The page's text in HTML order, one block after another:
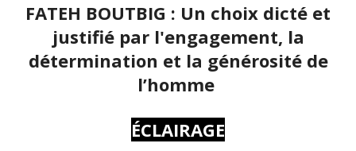
FATEH BOUTBIG : Un choix dicté et
justifié par l'engagement, la
détermination et la générosité de
l’homme
ÉCLAIRAGE